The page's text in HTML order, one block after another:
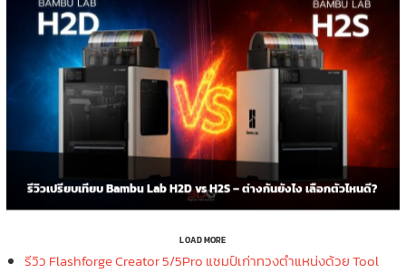
รีวิวเปรียบเทียบ Bambu Lab H2D vs H2S – ต่างกันยังไง เลือกตัวไหนดี?
LOAD MORE
รีวิว Flashforge Creator 5/5Pro แชมป์เก่าทวงตำแหน่งด้วย Tool